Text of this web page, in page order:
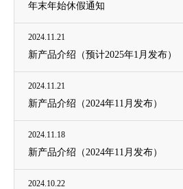
年末年始休假通知
2024.11.21
新产品介绍（预计2025年1月发布）
2024.11.21
新产品介绍（2024年11月发布）
2024.11.18
新产品介绍（2024年11月发布）
2024.10.22